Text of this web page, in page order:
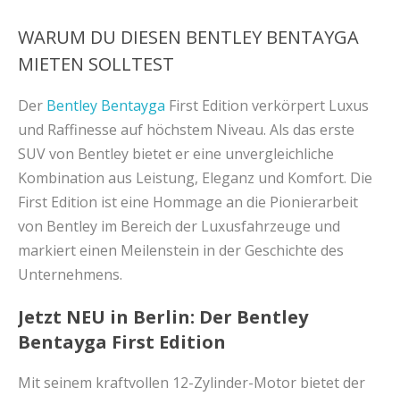
WARUM DU DIESEN BENTLEY BENTAYGA
MIETEN SOLLTEST
Der Bentley Bentayga First Edition verkörpert Luxus
und Raffinesse auf höchstem Niveau. Als das erste
SUV von Bentley bietet er eine unvergleichliche
Kombination aus Leistung, Eleganz und Komfort. Die
First Edition ist eine Hommage an die Pionierarbeit
von Bentley im Bereich der Luxusfahrzeuge und
markiert einen Meilenstein in der Geschichte des
Unternehmens.
Jetzt NEU in Berlin: Der Bentley
Bentayga First Edition
Mit seinem kraftvollen 12-Zylinder-Motor bietet der